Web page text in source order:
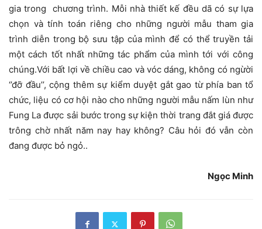
gia trong chương trình. Mỗi nhà thiết kế đều dã có sự lựa
chọn và tính toán riêng cho những người mẫu tham gia
trình diễn trong bộ sưu tập của mình để có thể truyền tải
một cách tốt nhất những tác phẩm của mình tới với công
chúng.Với bất lợi về chiều cao và vóc dáng, không có ngừời
‘’đỡ đầu’’, cộng thêm sự kiểm duyệt gắt gao từ phía ban tổ
chức, liệu có cơ hội nào cho những người mẫu nấm lùn như
Fung La được sải bước trong sự kiện thời trang đắt giá được
trông chờ nhất năm nay hay không? Câu hỏi đó vẫn còn
đang được bỏ ngỏ..
Ngọc Minh